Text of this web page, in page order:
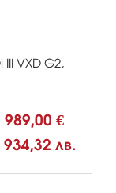
VXD G2,
989,00 €
934,32 лв.